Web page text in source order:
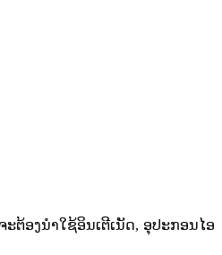
ຕ້ອງນໍາໃຊ້ອິນເຕີເນັດ, ອຸປະກອນໄອ